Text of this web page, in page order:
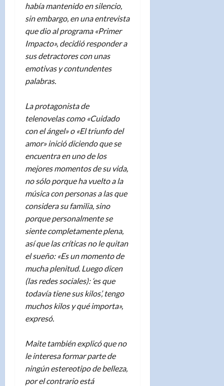
había mantenido en silencio,
sin embargo, en una entrevista
que dio al programa «Primer
Impacto», decidió responder a
sus detractores con unas
emotivas y contundentes
palabras.
La protagonista de
telenovelas como «Cuidado
con el ángel» o «El triunfo del
amor» inició diciendo que se
encuentra en uno de los
mejores momentos de su vida,
no sólo porque ha vuelto a la
música con personas a las que
considera su familia, sino
porque personalmente se
siente completamente plena,
así que las críticas no le quitan
el sueño: «Es un momento de
mucha plenitud. Luego dicen
(las redes sociales): ‘es que
todavía tiene sus kilos’, tengo
muchos kilos y qué importa»,
expresó.
Maite también explicó que no
le interesa formar parte de
ningún estereotipo de belleza,
por el contrario está